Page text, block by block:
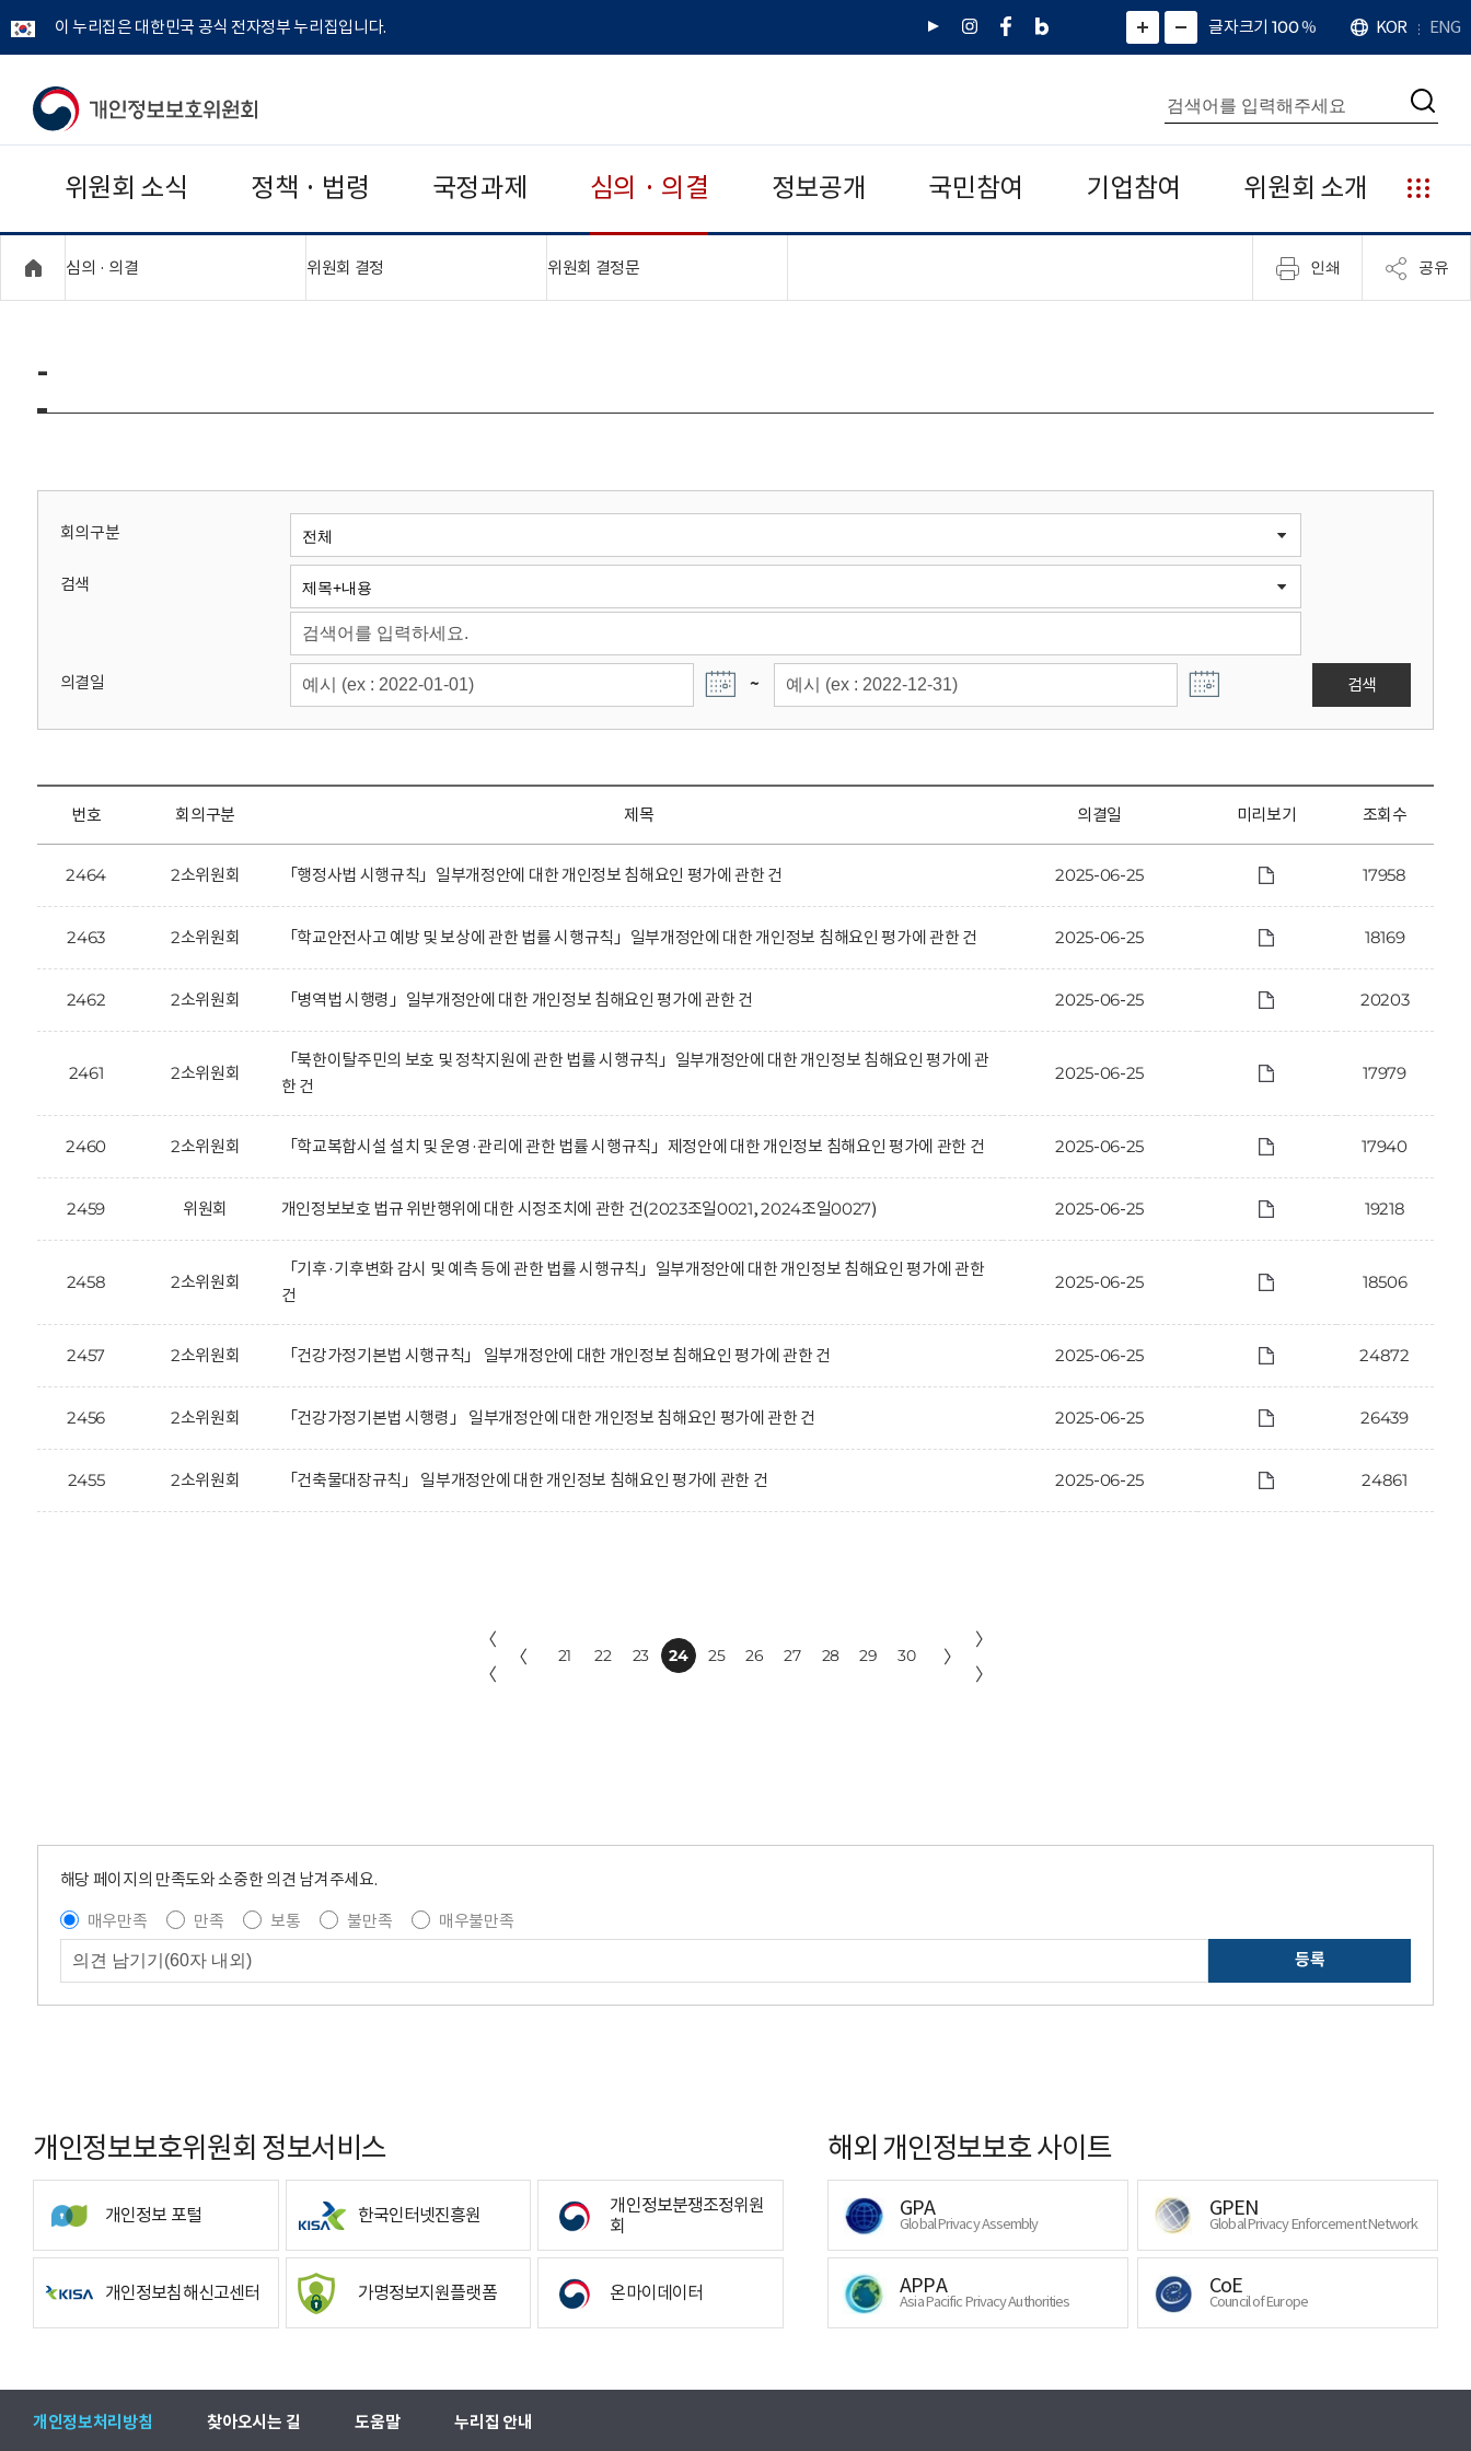
이 누리집은 대한민국 공식 전자정부 누리집입니다.
유
인
페
네
그
)
화
면
면
소
확
대
치
글자크기 100%
언
어
KOR ENG
개
보
보
위
회
통
합
검
색
검
위원회 소식 정책 · 법령 국정과제 심의 · 의결 정보공개 국민참여 기업참여 위원회 소개
누
리
집
안
심의 · 의결 위원회 결정 위원회 결정문"접기,펼치기" 인쇄 공유
-
회의구분
검색
의결일 ~ 검색
번호 회의구분 제목 의결일 미리보기 조회수
2464 2소위원회 「행정사법 시행규칙」일부개정안에 대한 개인정보 침해요인 평가에 관한 건 2025-06-25 17958
2463 2소위원회 「학교안전사고 예방 및 보상에 관한 법률 시행규칙」일부개정안에 대한 개인정보 침해요인 평가에 관한 건 2025-06-25 18169
2462 2소위원회 「병역법 시행령」일부개정안에 대한 개인정보 침해요인 평가에 관한 건 2025-06-25 20203
2461 2소위원회
「북한이탈주민의 보호 및 정착지원에 관한 법률 시행규칙」일부개정안에 대한 개인정보 침해요인 평가에 관
한 건
2025-06-25 17979
2460 2소위원회 「학교복합시설 설치 및 운영·관리에 관한 법률 시행규칙」제정안에 대한 개인정보 침해요인 평가에 관한 건 2025-06-25 17940
2459 위원회 개인정보보호 법규 위반행위에 대한 시정조치에 관한 건(2023조일0021, 2024조일0027) 2025-06-25 19218
2458 2소위원회
「기후·기후변화 감시 및 예측 등에 관한 법률 시행규칙」일부개정안에 대한 개인정보 침해요인 평가에 관한
건
2025-06-25 18506
2457 2소위원회 「건강가정기본법 시행규칙」 일부개정안에 대한 개인정보 침해요인 평가에 관한 건 2025-06-25 24872
2456 2소위원회 「건강가정기본법 시행령」 일부개정안에 대한 개인정보 침해요인 평가에 관한 건 2025-06-25 26439
2455 2소위원회 「건축물대장규칙」 일부개정안에 대한 개인정보 침해요인 평가에 관한 건 2025-06-25 24861
〈
〈
〈 21 22 23 24 25 26 27 28 29 30 〉
〉
〉
해당 페이지의 만족도와 소중한 의견 남겨주세요.
매우만족
만족 보통 불만족
매우불만족
등록
개인정보보호위원회 정보서비스
개인정보 포털 한국인터넷진흥원
개인정보분쟁조정위원
회
개인정보침해신고센터 가명정보지원플랫폼 온마이데이터
해외 개인정보보호 사이트
GPA
Global Privacy Assembly
GPEN
Global Privacy Enforcement Network
APPA
Asia Pacific Privacy Authorities
CoE
Council of Europe
개인정보처리방침 찾아오시는 길 도움말 누리집 안내